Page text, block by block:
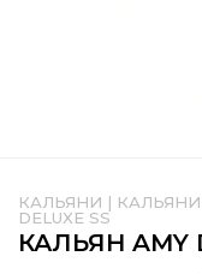
КАЛЬЯНИ | КАЛЬЯНИ
DELUXE SS
КАЛЬЯН AMY